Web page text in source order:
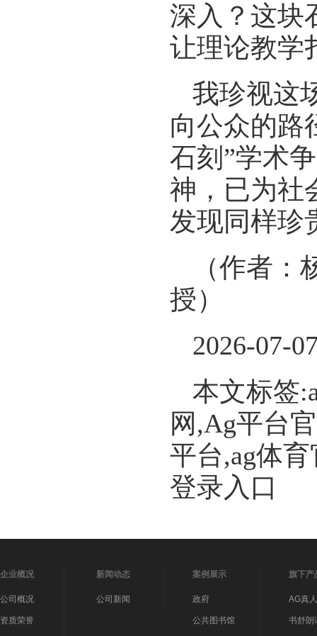
深入？这块
让理论教学
我珍视这
向公众的路
石刻”学术
神，已为社
发现同样珍
（作者
授）
2026-07-
本文标签
网,Ag平台
平台,ag体
登录入口
企业概况
公司概况
资质荣誉
新闻动态
公司新闻
案例展示
政府
公共图书馆
旗下产
AG真
书舒朗